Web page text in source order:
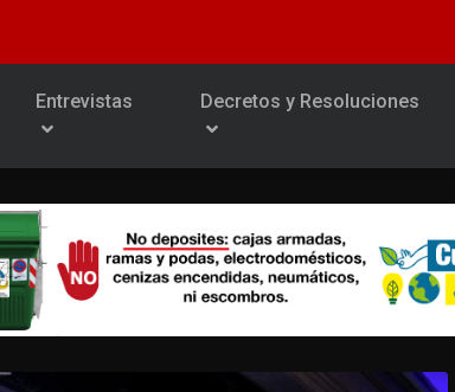
Entrevistas Decretos y Resoluciones